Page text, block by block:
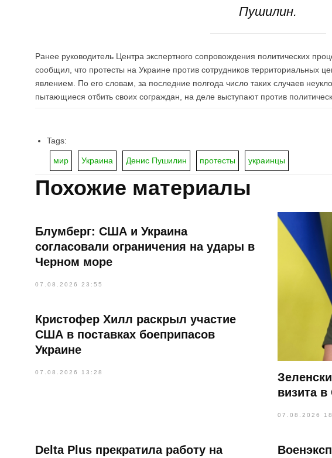
Пушилин.
Ранее руководитель Центра экспертного сопровождения политических
сообщил, что протесты на Украине против сотрудников территориальных
явлением. По его словам, за последние полгода число таких случаев
пытающиеся отбить своих сограждан, на деле выступают против
Tags:
мир Украина Денис Пушилин протесты украинцы
Похожие материалы
Блумберг: США и Украина
согласовали ограничения на удары в
Черном море
07.08.2026 23:55
визита
07.08.2026
Кристофер Хилл раскрыл участие
США в поставках боеприпасов
Украине
07.08.2026 13:28
Delta Plus прекратила работу на